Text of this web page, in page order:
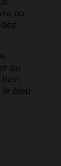
ou
au
bleu